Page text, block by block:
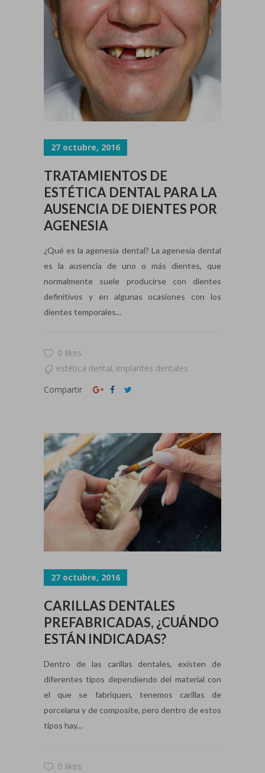
27 octubre, 2016
TRATAMIENTOS DE
ESTÉTICA DENTAL PARA LA
AUSENCIA DE DIENTES POR
AGENESIA
¿Qué es la agenesia dental? La agenesia dental
es la ausencia de uno o más dientes, que
normalmente suele producirse con dientes
definitivos y en algunas ocasiones con los
dientes temporales...
0 likes
estética dental, implantes dentales
Compartir
27 octubre, 2016
CARILLAS DENTALES
PREFABRICADAS, ¿CUÁNDO
ESTÁN INDICADAS?
Dentro de las carillas dentales, existen de
diferentes tipos dependiendo del material con
el que se fabriquen, tenemos carillas de
porcelana y de composite, pero dentro de estos
tipos hay...
0 likes